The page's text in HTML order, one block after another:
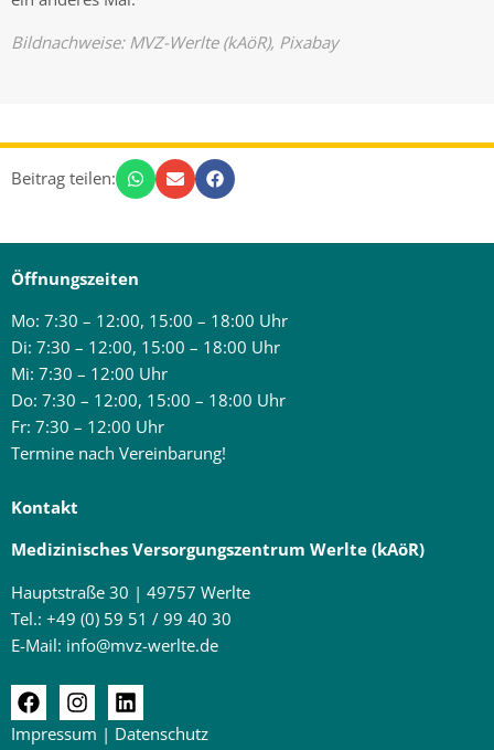
Bildnachweise: MVZ-Werlte (kAöR), Pixabay
Beitrag teilen:
Öffnungszeiten
Mo: 7:30 – 12:00, 15:00 – 18:00 Uhr
Di: 7:30 – 12:00, 15:00 – 18:00 Uhr
Mi: 7:30 – 12:00 Uhr
Do: 7:30 – 12:00, 15:00 – 18:00 Uhr
Fr: 7:30 – 12:00 Uhr
Termine nach Vereinbarung!
Kontakt
Medizinisches Versorgungszentrum Werlte (kAöR)
Hauptstraße 30 | 49757 Werlte
Tel.: +49 (0) 59 51 / 99 40 30
E-Mail: info@mvz-werlte.de
Impressum | Datenschutz